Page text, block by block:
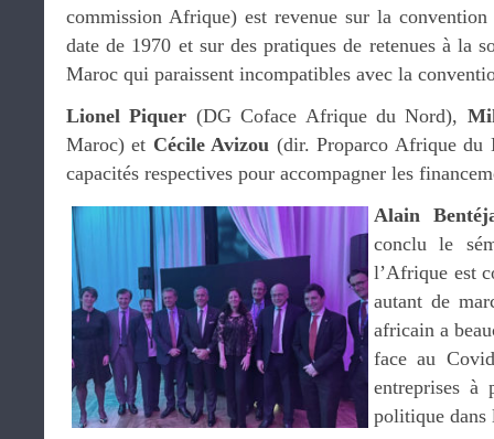
commission Afrique) est revenue sur la
date de 1970 et sur des pratiques de retenues à la
Maroc qui paraissent incompatibles avec la
Lionel Piquer (DG Coface Afrique du Nord),
Maroc) et Cécile Avizou (dir. Proparco Afrique du
capacités respectives pour accompagner les
Alain
conclu le
l’Afrique est
autant de
africain a
face au
entreprises à
politique dans